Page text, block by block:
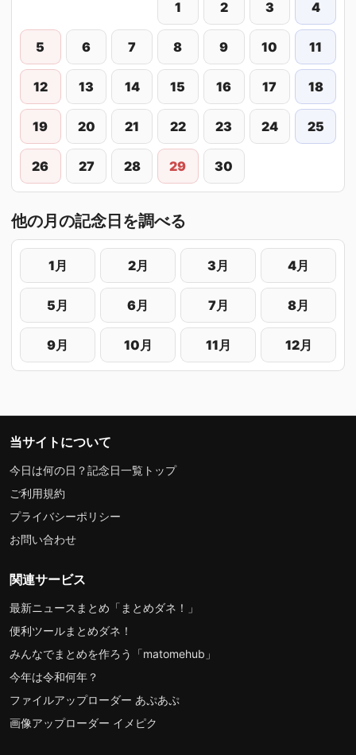
1 2 3 4
5 6 7 8 9 10 11
12 13 14 15 16 17 18
19 20 21 22 23 24 25
26 27 28 29 30
他の月の記念日を調べる
1月 2月 3月 4月
5月 6月 7月 8月
9月 10月 11月 12月
当サイトについて
今日は何の日？記念日一覧トップ
ご利用規約
プライバシーポリシー
お問い合わせ
関連サービス
最新ニュースまとめ「まとめダネ！」
便利ツールまとめダネ！
みんなでまとめを作ろう「matomehub」
今年は令和何年？
ファイルアップローダー あぷあぷ
画像アップローダー イメピク